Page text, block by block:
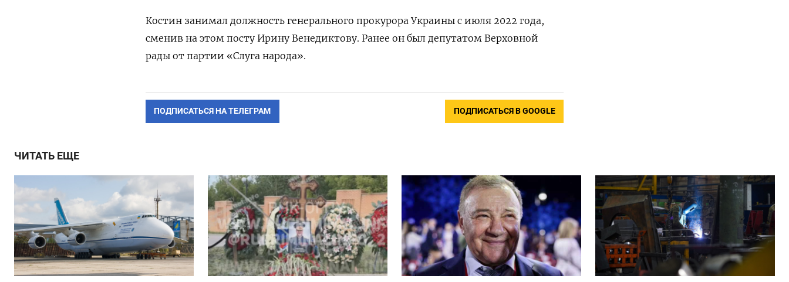
Костин занимал должность генерального прокурора Украины с июля 2022 года,
сменив на этом посту Ирину Венедиктову. Ранее он был депутатом Верховной
рады от партии «Слуга народа».
ПОДПИСАТЬСЯ НА ТЕЛЕГРАМ ПОДПИСАТЬСЯ В GOOGLE
ЧИТАТЬ ЕЩЕ